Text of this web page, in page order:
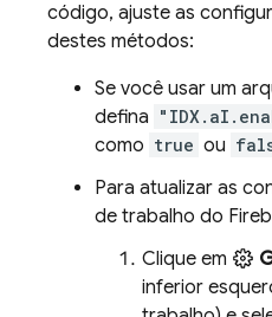
código, ajuste as
destes métodos:
Se você usar um
defina
como true ou
Para atualizar as
de trabalho do
Clique em
inferior